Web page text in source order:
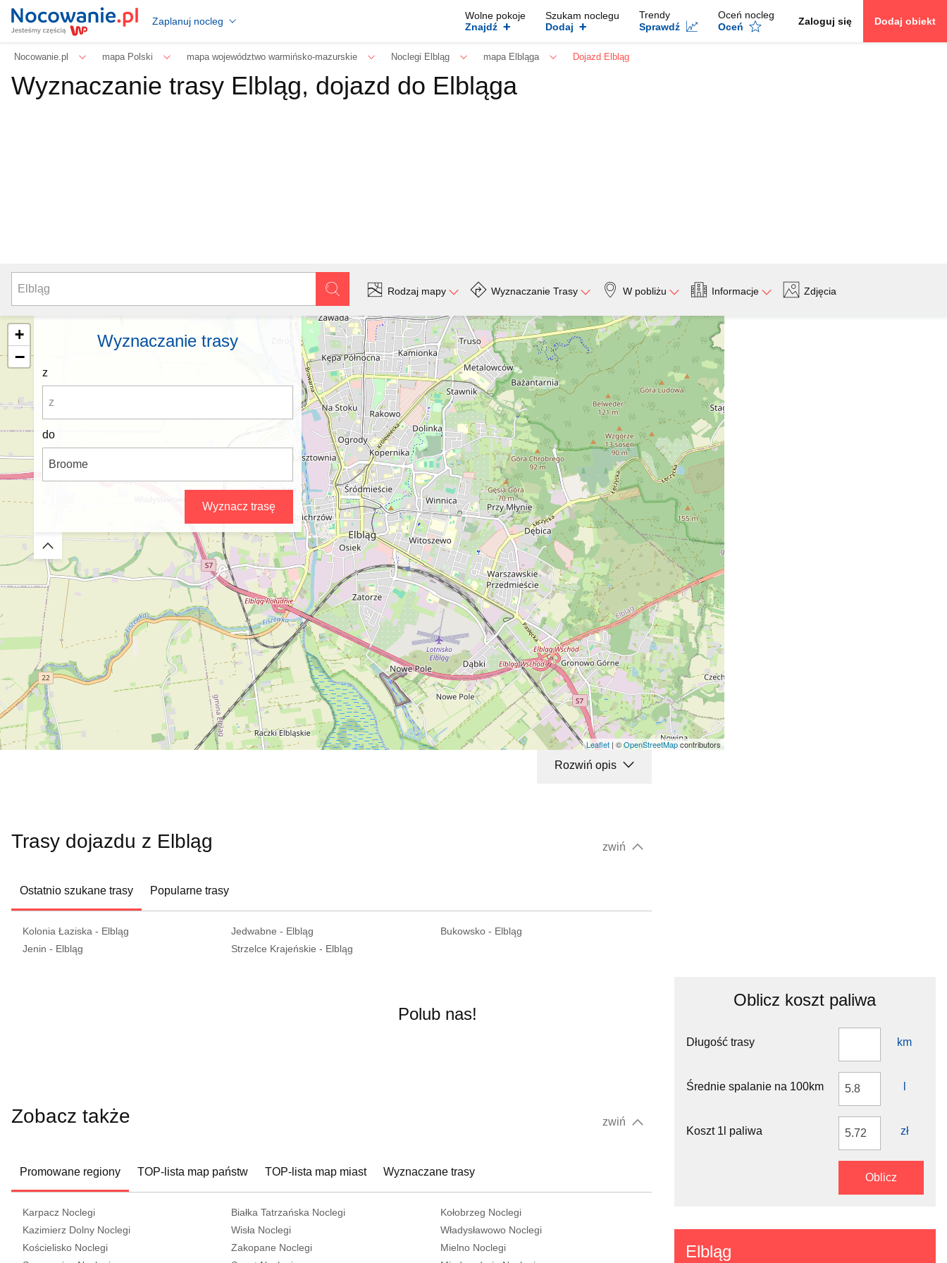
Zaplanuj nocleg
Wolne pokoje
Znajdź +
Szukam noclegu
Dodaj +
Trendy
Sprawdź
Oceń nocleg
Oceń
Zaloguj się Dodaj obiekt
Nocowanie.pl mapa Polski mapa województwo warmińsko-mazurskie Noclegi Elbląg mapa Elbląga Dojazd Elbląg
Wyznaczanie trasy Elbląg, dojazd do Elbląga
Rodzaj mapy Wyznaczanie Trasy W pobliżu Informacje Zdjęcia
Wyznaczanie trasy
z
do
Wyznacz trasę
Zwiń/rozwiń
+
−
Leaflet | ©OpenStreetMapcontributors
Rozwiń opis
Trasy dojazdu z Elbląg zwiń
Ostatnio szukane trasy Popularne trasy
Kolonia Łaziska - Elbląg
Jenin - Elbląg
Jedwabne - Elbląg
Strzelce Krajeńskie - Elbląg
Bukowsko - Elbląg
Polub nas!
Zobacz także zwiń
Promowane regiony TOP-lista map państw TOP-lista map miast Wyznaczane trasy
Karpacz Noclegi
Kazimierz Dolny Noclegi
Kościelisko Noclegi
Białka Tatrzańska Noclegi
Wisła Noclegi
Zakopane Noclegi
Kołobrzeg Noclegi
Władysławowo Noclegi
Mielno Noclegi
Oblicz koszt paliwa
Długość trasy km
Średnie spalanie na 100km
Koszt 1l paliwa zł
Oblicz
Elbląg